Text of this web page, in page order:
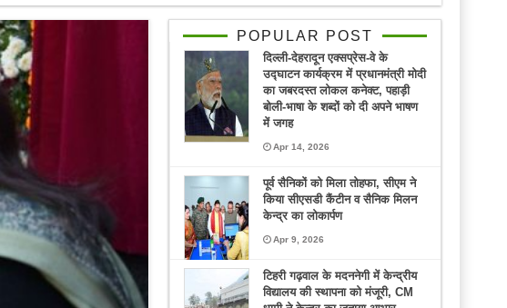
POPULAR POST
दिल्ली-देहरादून एक्सप्रेस-वे के
उद्घाटन कार्यक्रम में प्रधानमंत्री मोदी
का जबरदस्त लोकल कनेक्ट, पहाड़ी
बोली-भाषा के शब्दों को दी अपने भाषण
में जगह
Apr 14, 2026
पूर्व सैनिकों को मिला तोहफा, सीएम ने
किया सीएसडी कैंटीन व सैनिक मिलन
केन्द्र का लोकार्पण
Apr 9, 2026
टिहरी गढ़वाल के मदननेगी में केन्द्रीय
विद्यालय की स्थापना को मंजूरी, CM